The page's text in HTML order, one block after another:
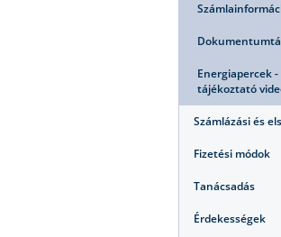
Energiapercek -
tájékoztató
Számlázási és
Fizetési módok
Tanácsadás
Érdekességek